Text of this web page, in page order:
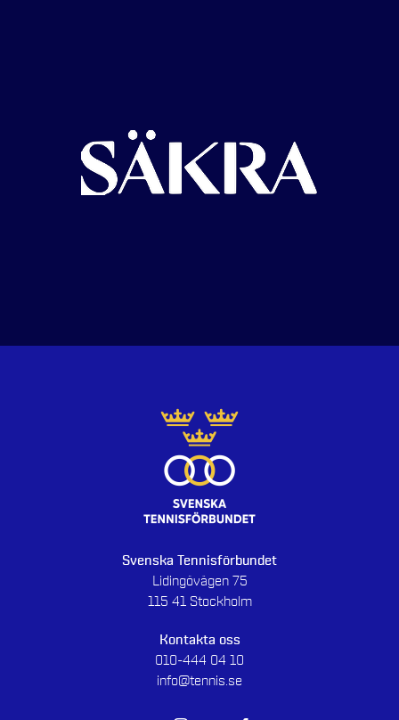
Svenska Tennisförbundet
Lidingövägen 75
115 41 Stockholm
Kontakta oss
010-444 04 10
info@tennis.se